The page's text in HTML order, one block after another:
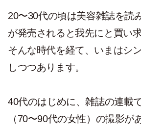
20〜30代の頃は美容雑誌を読
が発売されると我先にと買い
そんな時代を経て、いまはシ
しつつあります。
40代のはじめに、雑誌の連載
（70〜90代の女性）の撮影が